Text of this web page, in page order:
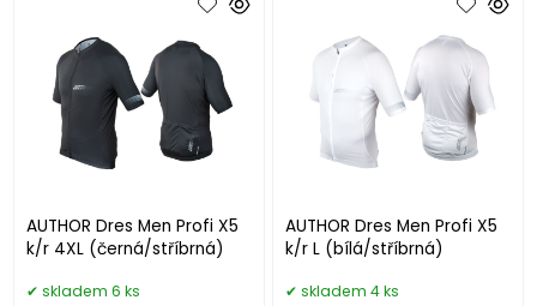
AUTHOR Dres Men Profi X5
k/r 4XL (černá/stříbrná)
skladem 6 ks
AUTHOR Dres Men Profi X5
k/r L (bílá/stříbrná)
skladem 4 ks